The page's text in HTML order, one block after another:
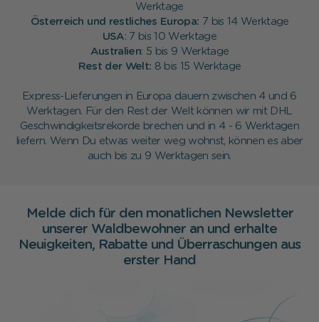
Werktage
Österreich und restliches Europa: 7 bis 14 Werktage
USA: 7 bis 10 Werktage
Australien: 5 bis 9 Werktage
Rest der Welt: 8 bis 15 Werktage
Express-Lieferungen in Europa dauern zwischen 4 und 6
Werktagen. Für den Rest der Welt können wir mit DHL
Geschwindigkeitsrekorde brechen und in 4 - 6 Werktagen
liefern. Wenn Du etwas weiter weg wohnst, können es aber
auch bis zu 9 Werktagen sein.
Melde dich für den monatlichen Newsletter
unserer Waldbewohner an und erhalte
Neuigkeiten, Rabatte und Überraschungen aus
erster Hand